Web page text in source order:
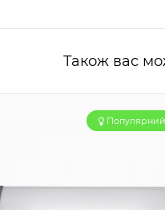
Також вас
Популярний